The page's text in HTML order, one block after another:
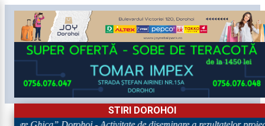
STIRI DOROHOI